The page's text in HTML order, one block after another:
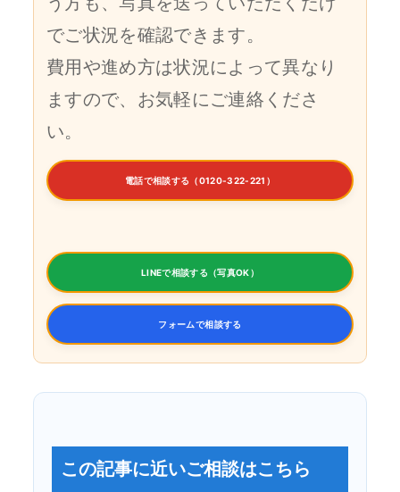
でご状況を確認できます。
費用や進め方は状況によって異なり
ますので、お気軽にご連絡くださ
い。
電話で相談する（0120-322-221）
LINEで相談する（写真OK）
フォームで相談する
この記事に近いご相談はこちら